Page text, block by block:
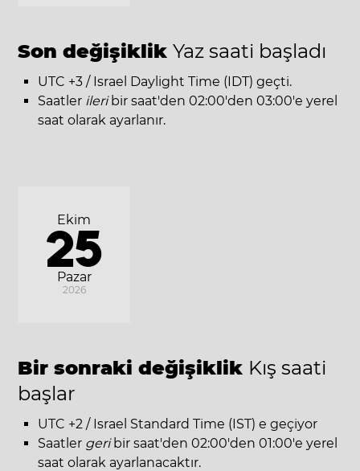
Son değişiklikYaz saati başladı
UTC +3 / Israel Daylight Time (IDT) geçti.
Saatler ileribir saat'den 02:00'den 03:00'e yerel
saat olarak ayarlanır.
Pazar
Ekim
25
2026
Bir sonraki değişiklik Kış saati
başlar
UTC +2 / Israel Standard Time (IST) e geçiyor
Saatler geribir saat'den 02:00'den 01:00'e yerel
saat olarak ayarlanacaktır.